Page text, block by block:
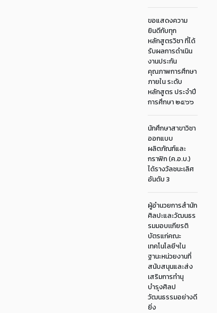
ขอแสดงความ
ยินดีกับทุก
หลักสูตรวิชา ที่ได้
รับผลการดำเนิน
งานประกัน
คุณภาพการศึกษา
ภายใน ระดับ
หลักสูตร ประจำปี
การศึกษา ๒๕๖๖
นักศึกษาสาขาวิชา
ออกแบบ
ผลิตภัณฑ์และ
กราฟิก (ค.อ.บ.)
ได้รางวัลชนะเลิศ
อันดับ 3
ผู้อำนวยการสำนัก
ศิลปะและวัฒนธร
รมมอบเเกียรติ
บัตรแก่คณะ
เทคโนโลยีฯใน
ฐานะหน่วยงานที่
สนับสนุนและส่ง
เสริมการทำนุ
บำรุงศิลป
วัฒนธรรมอย่างดี
ยิ่ง